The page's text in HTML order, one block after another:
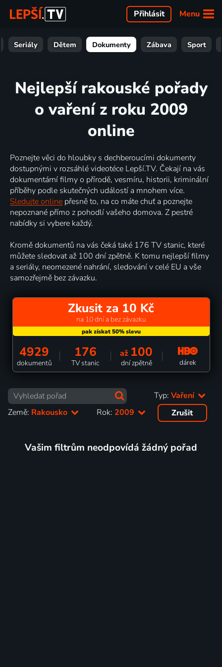
Menu
Přihlásit
Seriály Dětem Dokumenty Zábava Sport
Nejlepší rakouské pořady
o vaření z roku 2009
online
Poznejte věci do hloubky s dechberoucími dokumenty
dostupnými v rozsáhlé videotéce Lepší.TV. Čekají na vás
dokumentární filmy o přírodě, vesmíru, historii, kriminální
příběhy podle skutečných událostí a mnohem více.
Sledujte online přesně to, na co máte chuť a poznejte
nepoznané přímo z pohodlí vašeho domova. Z pestré
nabídky si vybere každý.
Kromě dokumentů na vás čeká také 176 TV stanic, které
můžete sledovat až 100 dní zpětně. K tomu nejlepší filmy
a seriály, neomezené nahrání, sledování v celé EU a vše
samozřejmě bez závazku.
Zkusit za 10 Kč
na 10 dní a bez závazku
4929
dokumentů
176
TV stanic
až 100
dní zpětně dárek
Typ: Vaření
Země: Rakousko Rok: 2009 Zrušit
Vašim filtrům neodpovídá žádný pořad